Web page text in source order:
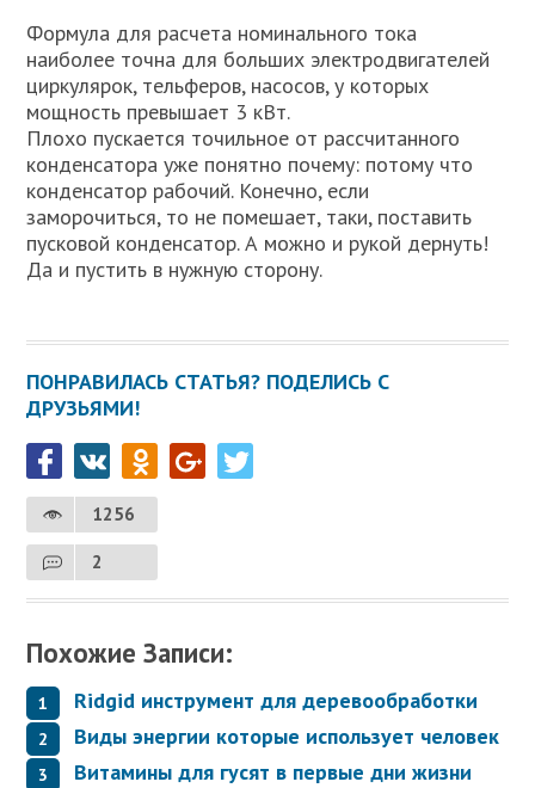
Формула для расчета номинального тока
наиболее точна для больших электродвигателей
циркулярок, тельферов, насосов, у которых
мощность превышает 3 кВт.
Плохо пускается точильное от рассчитанного
конденсатора уже понятно почему: потому что
конденсатор рабочий. Конечно, если
заморочиться, то не помешает, таки, поставить
пусковой конденсатор. А можно и рукой дернуть!
Да и пустить в нужную сторону.
ПОНРАВИЛАСЬ СТАТЬЯ? ПОДЕЛИСЬ С
ДРУЗЬЯМИ!
1256
2
Похожие Записи:
Ridgid инструмент для деревообработки
Виды энергии которые использует человек
Витамины для гусят в первые дни жизни